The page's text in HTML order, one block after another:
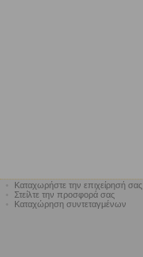
Καταχωρήστε την επιχείρησή σας
Στείλτε την προσφορά σας
Καταχώρηση συντεταγμένων